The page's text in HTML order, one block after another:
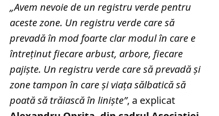
„Avem nevoie de un registru verde pentru
aceste zone. Un registru verde care să
prevadă în mod foarte clar modul în care e
întreţinut fiecare arbust, arbore, fiecare
pajişte. Un registru verde care să prevadă şi
zone tampon în care şi viaţa sălbatică să
poată să trăiască în linişte”, a explicat